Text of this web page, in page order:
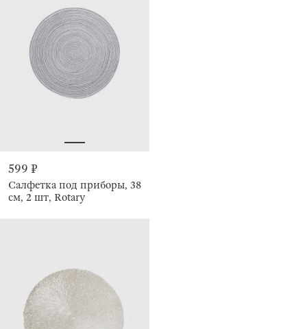
599 ₽
Салфетка под приборы, 38
см, 2 шт, Rotary